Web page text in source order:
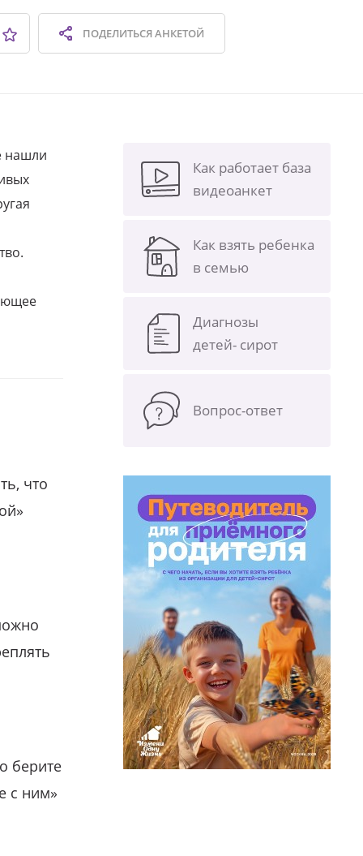
ПОДЕЛИТЬСЯАНКЕТОЙ
нашли
что
берите
с ним»
Как работает база
видеоанкет
Как взять ребенка
в семью
Диагнозы
детей- сирот
Вопрос-ответ